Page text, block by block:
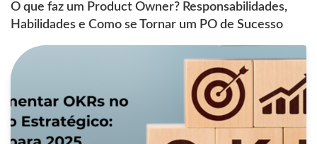
O que faz um Product Owner? Responsabilidades,
Habilidades e Como se Tornar um PO de Sucesso